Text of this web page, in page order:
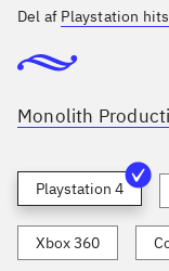
Del af Playstation hits
Monolith
Playstation 4
Xbox 360